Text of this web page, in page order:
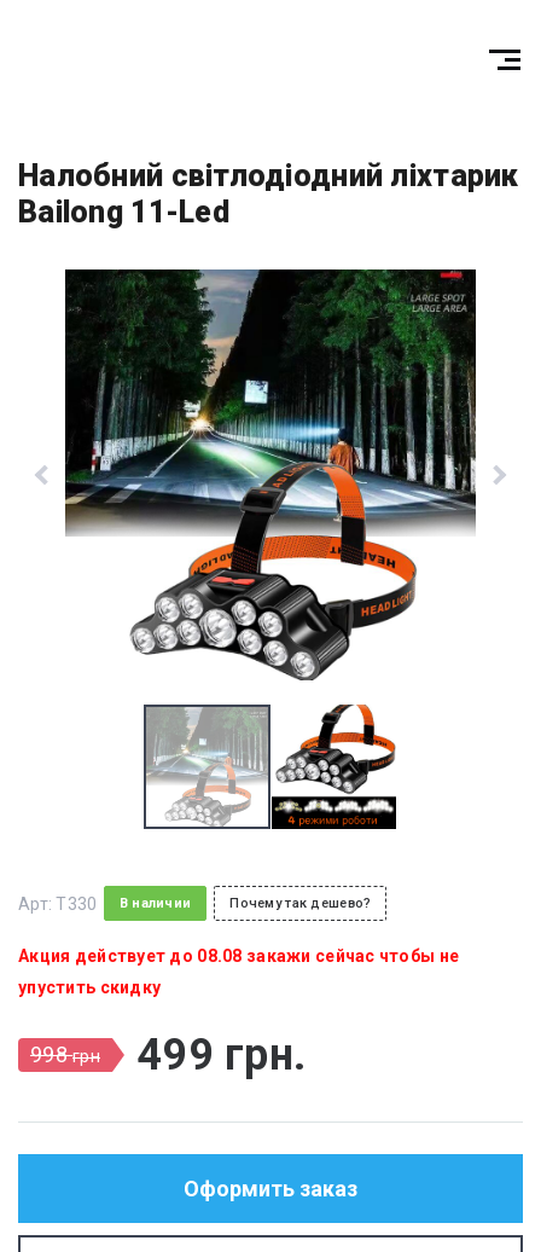
Налобний світлодіодний ліхтарик
Bailong 11-Led
Арт:T330 В наличии Почему так дешево?
Акция действует до 08.08 закажи сейчас чтобы не
упустить скидку
998грн 499 грн.
Оформить заказ